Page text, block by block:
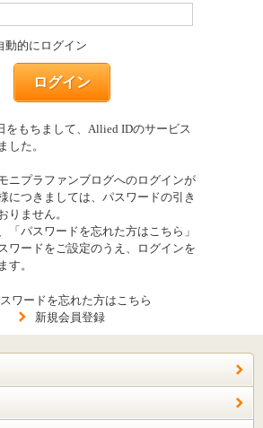
動的にログイン
ログイン
をもちまして、Allied IDのサービス
した。
ニプラファンブログへのログインが
につきましては、パスワードの引き
りません。
「パスワードを忘れた方はこちら」
ワードをご設定のうえ、ログインを
す。
ワードを忘れた方はこちら
新規会員登録